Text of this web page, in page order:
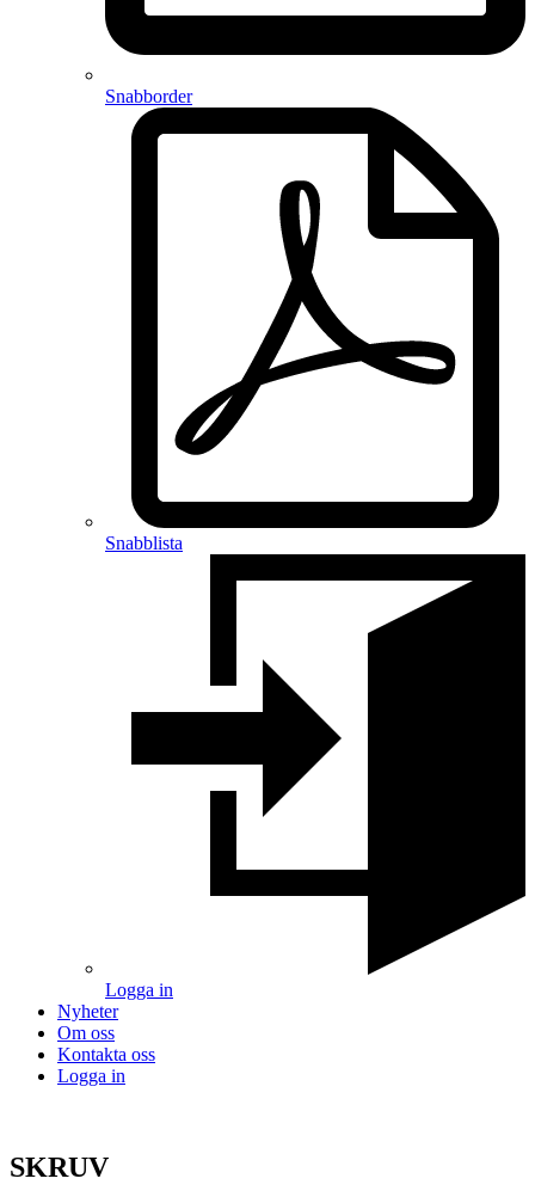
Snabborder
Snabblista
Logga in
Nyheter
Om oss
Kontakta oss
Logga in
SKRUV